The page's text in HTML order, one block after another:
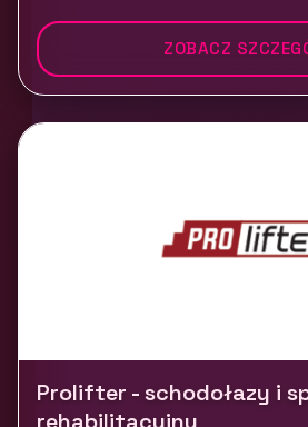
ZOBACZ
Prolifter - schodołazy i